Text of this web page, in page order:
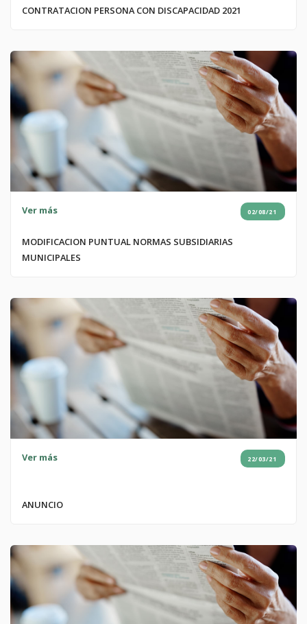
CONTRATACION PERSONA CON DISCAPACIDAD 2021
Ver más 02/08/21
MODIFICACION PUNTUAL NORMAS SUBSIDIARIAS
MUNICIPALES
Ver más 22/03/21
ANUNCIO